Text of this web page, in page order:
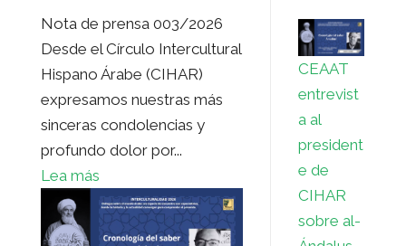
Nota de prensa 003/2026
Desde el Círculo Intercultural
Hispano Árabe (CIHAR)
expresamos nuestras más
sinceras condolencias y
profundo dolor por...
Lea más
CEAAT
entrevist
a al
president
e de
CIHAR
sobre al-